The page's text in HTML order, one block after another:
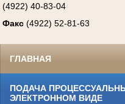
(4922) 40-83-04
Факс (4922) 52-81-63
ГЛАВНАЯ
ПОДАЧА
ЭЛЕКТРОННОМ ВИДЕ